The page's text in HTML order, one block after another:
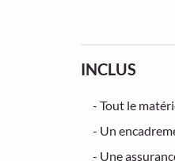
INCLUS
- Tout le
- Un
- Une